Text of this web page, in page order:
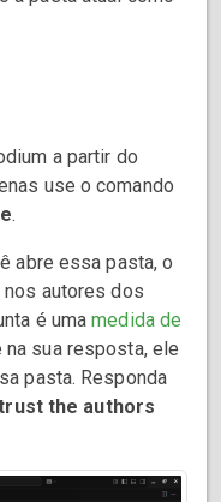
a partir do
use o comando
.
abre essa pasta, o
nos autores dos
é umamedida de
na sua resposta, ele
pasta. Responda
the authors